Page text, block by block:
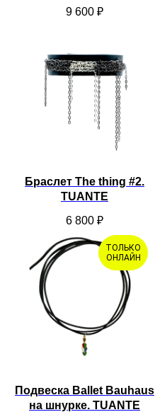
9 600 ₽
Браслет The thing #2.
TUANTE
6 800 ₽
ТОЛЬКО
ОНЛАЙН
Подвеска Ballet Bauhaus
на шнурке. TUANTE